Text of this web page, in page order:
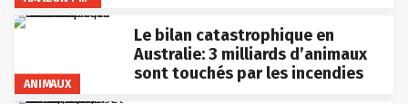
ANIMAUX
Le bilan catastrophique en
Australie: 3 milliards d’animaux
sont touchés par les incendies